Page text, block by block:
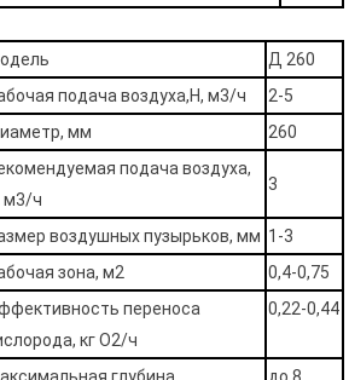
Д 260
подача воздуха,Н, м3/ч
2-5
мм
260
подача воздуха,
м3/ч
3
воздушных пузырьков, мм 1-3
зона, м2
0,4-0,75
переноса
кг O2/ч
0,22-0,44